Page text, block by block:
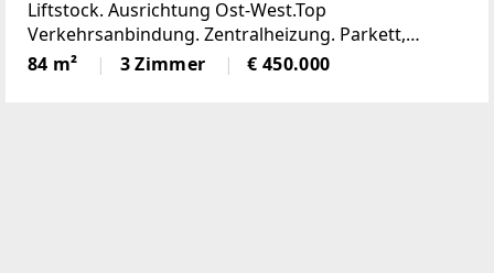
Liftstock. Ausrichtung Ost-West.Top
Verkehrsanbindung. Zentralheizung. Parkett,
Jalousien, Abstellraum. Kellerabteil.Diese
lichtdurchflutete Etagenwohnung bietet reichlich
84 m² 3 Zimmer € 450.000